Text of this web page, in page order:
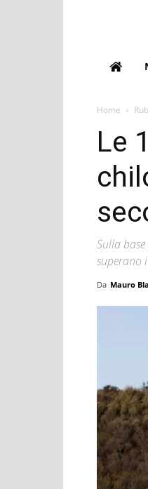
Home
Le
Sulla
superano
Da Mauro